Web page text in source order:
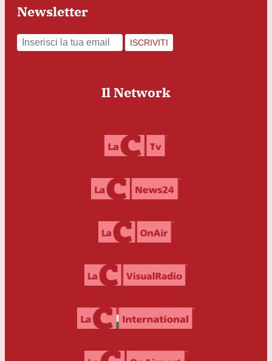
Newsletter
ISCRIVITI
Il Network